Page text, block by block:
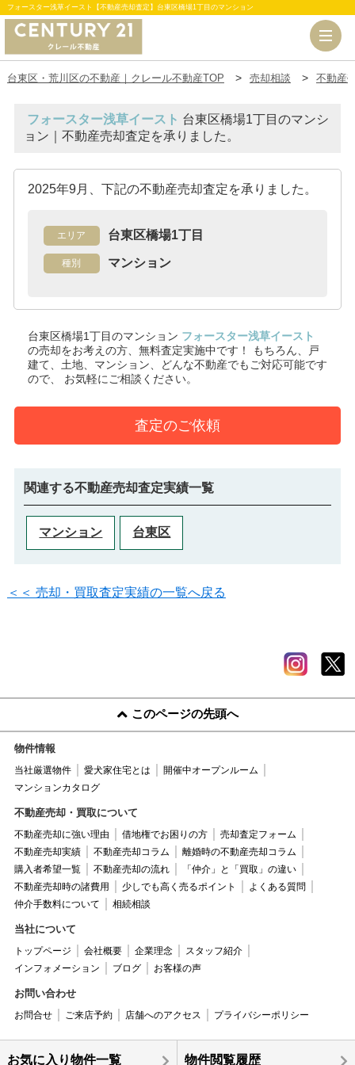
フォースター浅草イースト【不動産売却査定】台東区橋場1丁目のマンション
台東区・荒川区の不動産｜クレール不動産TOP 売却相談 不動産
フォースター浅草イースト 台東区橋場1丁目のマンシ
ョン｜不動産売却査定を承りました。
2025年9月、下記の不動産売却査定を承りました。
エリア 台東区橋場1丁目
種別 マンション
台東区橋場1丁目のマンション フォースター浅草イースト
の売却をお考えの方、無料査定実施中です！
もちろん、戸
建て、土地、マンション、どんな不動産でもご対応可能です
ので、 お気軽にご相談ください。
査定のご依頼
関連する不動産売却査定実績一覧
マンション 台東区
＜＜ 売却・買取査定実績の一覧へ戻る
このページの先頭へ
物件情報
当社厳選物件 愛犬家住宅とは
開催中オープンルーム
マンションカタログ
不動産売却・買取について
不動産売却に強い理由 借地権でお困りの方
売却査定フォーム
不動産売却実績
不動産売却コラム
離婚時の不動産売却コラム
購入者希望一覧
不動産売却の流れ
「仲介」と「買取」の違い
不動産売却時の諸費用
少しでも高く売るポイント
よくある質問
仲介手数料について
相続相談
当社について
トップページ 会社概要 企業理念
スタッフ紹介
インフォメーション
ブログ お客様の声
お問い合わせ
お問合せ ご来店予約 店舗へのアクセス プライバシーポリシー
お気に入り物件一覧 物件閲覧履歴